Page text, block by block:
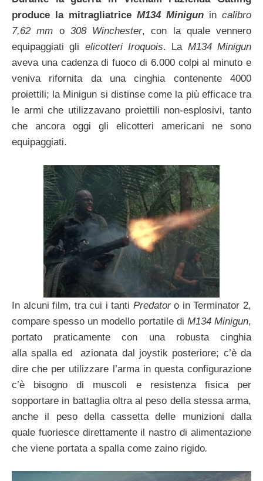
produce la mitragliatrice M134 Minigun in calibro
7,62 mm o 308 Winchester, con la quale vennero
equipaggiati gli elicotteri Iroquois. La M134 Minigun
aveva una cadenza di fuoco di 6.000 colpi al minuto e
veniva rifornita da una cinghia contenente 4000
proiettili; la Minigun si distinse come la più efficace tra
le armi che utilizzavano proiettili non-esplosivi, tanto
che ancora oggi gli elicotteri americani ne sono
equipaggiati.
In alcuni film, tra cui i tanti Predatoro in Terminator 2,
compare spesso un modello portatile di M134 Minigun,
portato praticamente con una robusta cinghia
alla spalla ed azionata dal joystik posteriore; c’è da
dire che per utilizzare l’arma in questa configurazione
c’è bisogno di muscoli e resistenza fisica per
sopportare in battaglia oltra al peso della stessa arma,
anche il peso della cassetta delle munizioni dalla
quale fuoriesce direttamente il nastro di alimentazione
che viene portata a spalla come zaino rigido.